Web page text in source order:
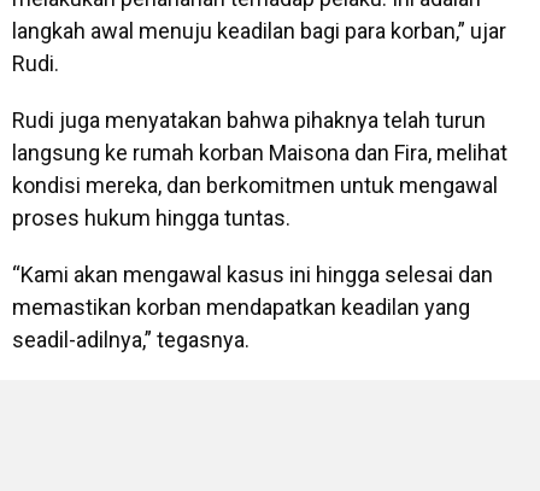
langkah awal menuju keadilan bagi para korban,” ujar
Rudi.
Rudi juga menyatakan bahwa pihaknya telah turun
langsung ke rumah korban Maisona dan Fira, melihat
kondisi mereka, dan berkomitmen untuk mengawal
proses hukum hingga tuntas.
“Kami akan mengawal kasus ini hingga selesai dan
memastikan korban mendapatkan keadilan yang
seadil-adilnya,” tegasnya.